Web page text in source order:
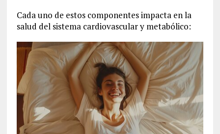
Cada uno de estos componentes impacta en la
salud del sistema cardiovascular y metabólico: